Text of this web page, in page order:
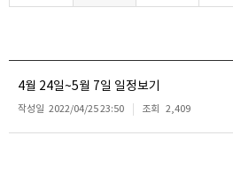
4월 24일~5월 7일 일정보기
작성일 2022/04/25 23:50 조회 2,409